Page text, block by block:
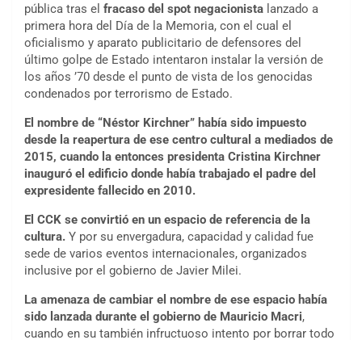
pública tras el fracaso del spot negacionista lanzado a
primera hora del Día de la Memoria, con el cual el
oficialismo y aparato publicitario de defensores del
último golpe de Estado intentaron instalar la versión de
los años ’70 desde el punto de vista de los genocidas
condenados por terrorismo de Estado.
El nombre de “Néstor Kirchner” había sido impuesto
desde la reapertura de ese centro cultural a mediados de
2015, cuando la entonces presidenta Cristina Kirchner
inauguró el edificio donde había trabajado el padre del
expresidente fallecido en 2010.
El CCK se convirtió en un espacio de referencia de la
cultura. Y por su envergadura, capacidad y calidad fue
sede de varios eventos internacionales, organizados
inclusive por el gobierno de Javier Milei.
La amenaza de cambiar el nombre de ese espacio había
sido lanzada durante el gobierno de Mauricio Macri,
cuando en su también infructuoso intento por borrar todo